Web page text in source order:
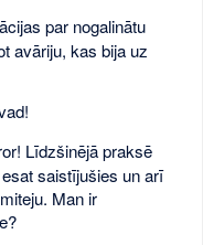
par nogalinātu
avāriju, kas bija uz
Līdzšinējā praksē
saistījušies un arī
Man ir